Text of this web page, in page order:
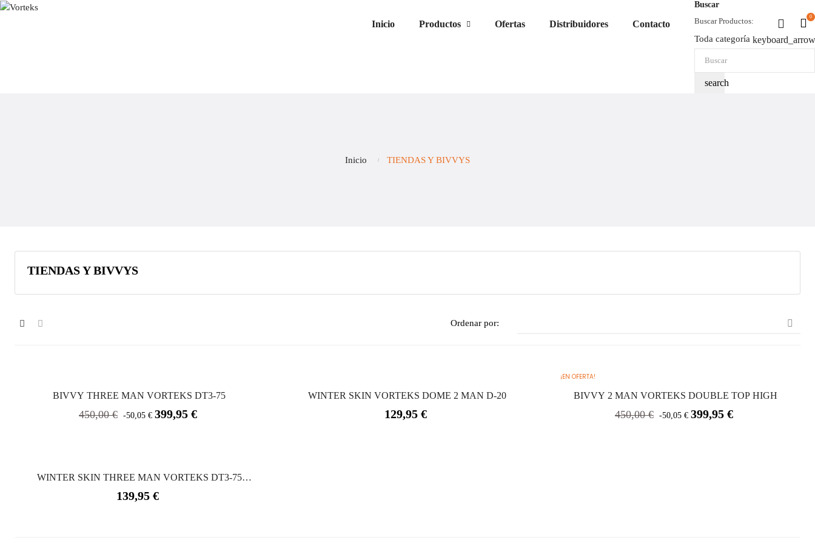
Inicio Productos Ofertas Distribuidores Contacto
0
Buscar
Buscar Productos:
Toda categoría
search
Inicio TIENDAS Y BIVVYS
TIENDAS Y BIVVYS
Ordenar por: 
BIVVY THREE MAN VORTEKS DT3-75
Precio
450,00 € -50,05 €
Precio
399,95 €
WINTER SKIN VORTEKS DOME 2 MAN D-20
Precio
129,95 €
¡EN OFERTA!
BIVVY 2 MAN VORTEKS DOUBLE TOP HIGH
Precio
450,00 € -50,05 €
Precio
399,95 €
WINTER SKIN THREE MAN VORTEKS DT3-75
Precio
139,95 €